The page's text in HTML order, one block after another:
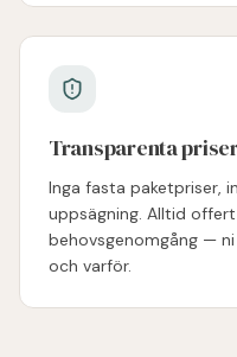
Transparenta
Inga fasta paketpriser,
uppsägning. Alltid
behovsgenomgång —
och varför.